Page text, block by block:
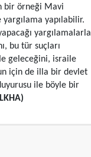
bir örneği Mavi
yapılabilir.
yargılamalarla
bu tür suçları
geleceğini, israile
için de illa bir devlet
ile böyle bir